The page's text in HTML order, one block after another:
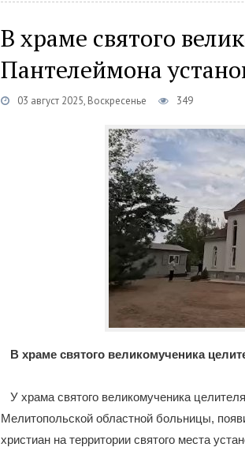
В храме святого
Пантелеймона
03 август 2025, Воскресенье 349
В храме святого великомученика
У храма святого великомученика
Мелитопольской областной больницы,
христиан на территории святого места